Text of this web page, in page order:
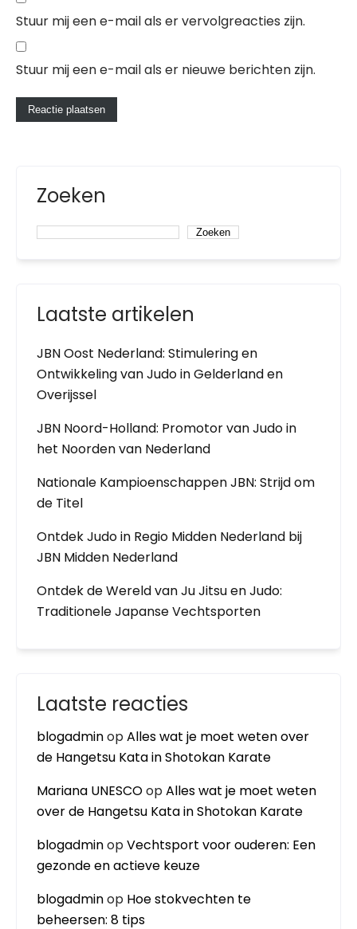
Stuur mij een e-mail als er vervolgreacties zijn.
Stuur mij een e-mail als er nieuwe berichten zijn.
Zoeken
Zoeken
Laatste artikelen
JBN Oost Nederland: Stimulering en
Ontwikkeling van Judo in Gelderland en
Overijssel
JBN Noord-Holland: Promotor van Judo in
het Noorden van Nederland
Nationale Kampioenschappen JBN: Strijd om
de Titel
Ontdek Judo in Regio Midden Nederland bij
JBN Midden Nederland
Ontdek de Wereld van Ju Jitsu en Judo:
Traditionele Japanse Vechtsporten
Laatste reacties
blogadminopAlles wat je moet weten over
de Hangetsu Kata in Shotokan Karate
Mariana UNESCOopAlles wat je moet weten
over de Hangetsu Kata in Shotokan Karate
blogadminopVechtsport voor ouderen: Een
gezonde en actieve keuze
blogadminop Hoe stokvechten te
beheersen: 8 tips